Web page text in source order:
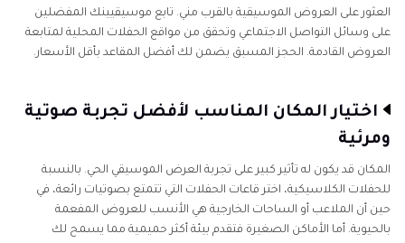
العثور على العروض الموسيقية بالقرب مني. تابع موسيقيينك المفضلين
على وسائل التواصل الاجتماعي وتحقق من مواقع الحفلات المحلية لمتابعة
العروض القادمة. الحجز المسبق يضمن لك أفضل المقاعد بأقل الأسعار.
اختيار المكان المناسب لأفضل تجربة صوتية
ومرئية
المكان قد يكون له تأثير كبير على تجربة العرض الموسيقي الحي. بالنسبة
للحفلات الكلاسيكية، اختر قاعات الحفلات التي تتمتع بصوتيات رائعة، في
حين أن الملاعب أو الساحات الخارجية هي الأنسب للعروض المفعمة
بالحيوية. أما الأماكن الصغيرة فتقدم بيئة أكثر حميمية مما يسمح لك